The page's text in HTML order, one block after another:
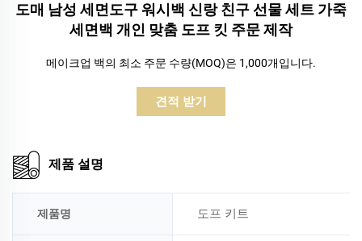
도매 남성 세면도구 워시백 신랑 친구 선물 세트 가죽
세면백 개인 맞춤 도프 킷 주문 제작
메이크업 백의 최소 주문 수량(MOQ)은 1,000개입니다.
견적 받기
제품 설명
제품명 도프 키트